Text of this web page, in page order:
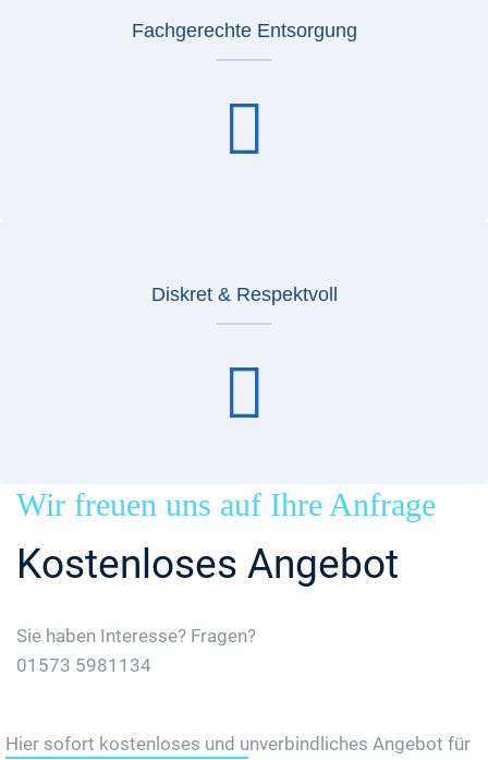
Fachgerechte Entsorgung
Diskret & Respektvoll
Wir freuen uns auf Ihre Anfrage
Kostenloses Angebot
Sie haben Interesse? Fragen?
01573 5981134
Hier sofort kostenloses und unverbindliches Angebot für